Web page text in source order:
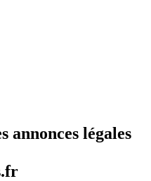
annonces légales